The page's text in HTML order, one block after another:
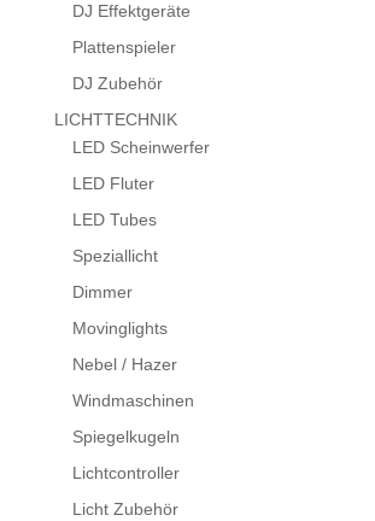
DJ Effektgeräte
Plattenspieler
DJ Zubehör
LICHTTECHNIK
LED Scheinwerfer
LED Fluter
LED Tubes
Speziallicht
Dimmer
Movinglights
Nebel / Hazer
Windmaschinen
Spiegelkugeln
Lichtcontroller
Licht Zubehör